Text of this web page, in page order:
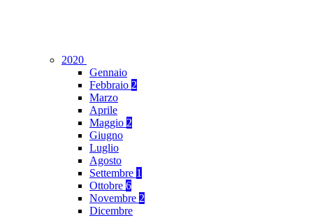
2020
Gennaio
Febbraio 2
Marzo
Aprile
Maggio 2
Giugno
Luglio
Agosto
Settembre 1
Ottobre 6
Novembre 2
Dicembre